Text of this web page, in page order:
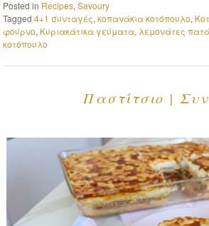
Posted in Recipes,Savoury
Tagged4+1 συνταγές,κοπανάκια κοτόπουλο,
φούρνο, Κυριακάτικα γεύματα, λεμονάτες
κοτόπουλο
Παστίτσιο |